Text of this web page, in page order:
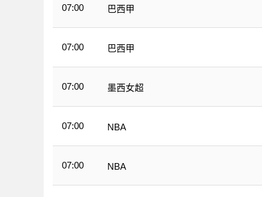
07:00 巴西甲
07:00 巴西甲
07:00 墨西女超
07:00 NBA
07:00 NBA